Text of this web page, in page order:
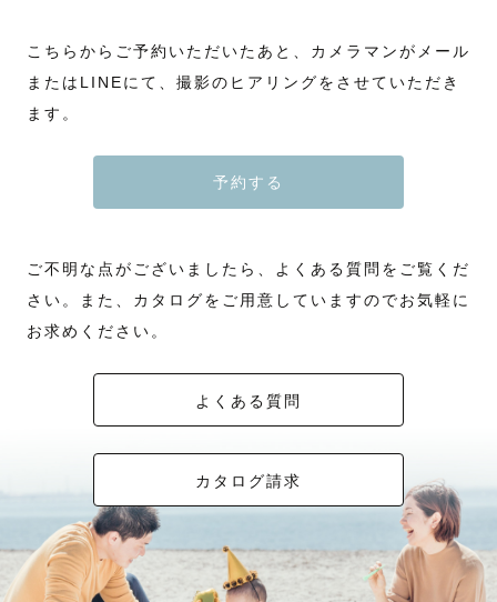
こちらからご予約いただいたあと、カメラマンがメール
またはLINEにて、撮影のヒアリングをさせていただき
ます。
予約する
ご不明な点がございましたら、よくある質問をご覧くだ
さい。また、カタログをご用意していますのでお気軽に
お求めください。
よくある質問
カタログ請求